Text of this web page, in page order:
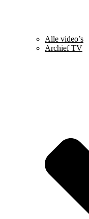
Alle video’s
Archief TV